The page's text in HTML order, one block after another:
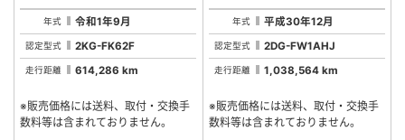
年式 令和1年9月
認定型式 2KG-FK62F
走行距離 614,286 km
※販売価格には送料、取付・交換手
数料等は含まれておりません。
年式 平成30年12月
認定型式 2DG-FW1AHJ
走行距離 1,038,564 km
※販売価格には送料、取付・交換手
数料等は含まれておりません。